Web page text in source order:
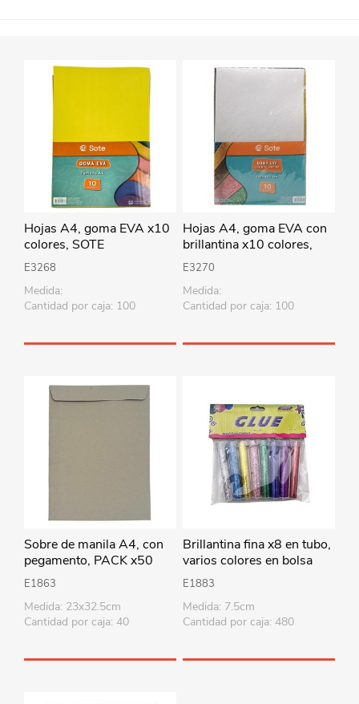
Hojas A4, goma EVA x10
colores, SOTE
E3268
Medida:
Cantidad por caja: 100
Hojas A4, goma EVA con
brillantina x10 colores,
SOTE
E3270
Medida:
Cantidad por caja: 100
Sobre de manila A4, con
pegamento, PACK x50
E1863
Medida: 23x32.5cm
Cantidad por caja: 40
Brillantina fina x8 en tubo,
varios colores en bolsa
E1883
Medida: 7.5cm
Cantidad por caja: 480